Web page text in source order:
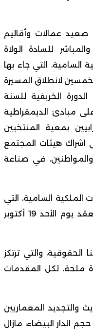
صعيد عمالات وأقاليم
للسادة الولاة
السامية، التي جاء بها
لانطلاق المسيرة
الدورة الخريفية للسنة
على مبادئ الديمقراطية
بمعية المنتخبين
اشراك هيئات المجتمع
في صناعة
السامية، التي
أطرت المجلس الوزاري الأخير، المنعقد يوم الأحد 19 أكتوبر
والتي ترتكز
ملحة، لكل المقدمات
المعماريين
الدار البيضاء، مازال